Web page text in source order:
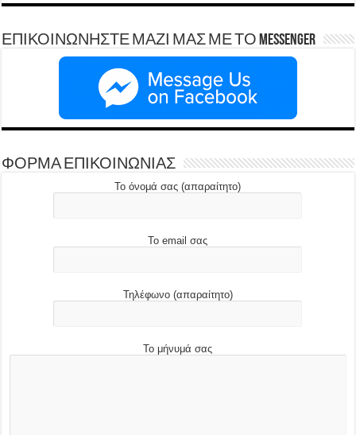
ΕΠΙΚΟΙΝΩΝΗΣΤΕ ΜΑΖΙ ΜΑΣ ΜΕ ΤΟ Messenger
ΦΟΡΜΑ ΕΠΙΚΟΙΝΩΝΙΑΣ
Το όνομά σας (απαραίτητο)
Το email σας
Τηλέφωνο (απαραίτητο)
Το μήνυμά σας